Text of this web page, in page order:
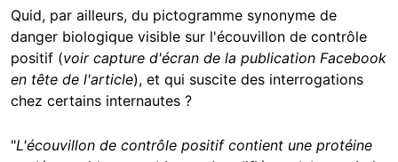
Quid, par ailleurs, du pictogramme synonyme de
danger biologique visible sur l'écouvillon de contrôle
positif (voir capture d'écran de la publication Facebook
en tête de l'article), et qui suscite des interrogations
chez certains internautes ?
"L'écouvillon de contrôle positif contient une protéine